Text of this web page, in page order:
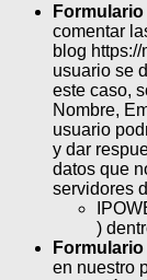
comentar
blog
usuario se
este caso,
Nombre,
usuario
y dar
datos que
servidores
)
en nuestro